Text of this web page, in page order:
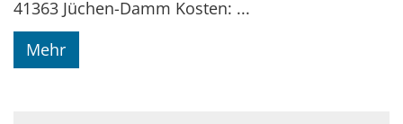
41363 Jüchen-Damm Kosten: ...
Mehr